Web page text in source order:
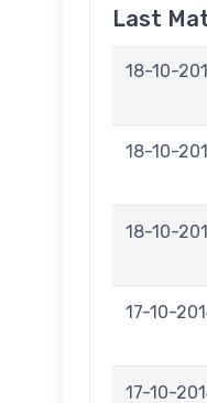
Last
18-10-
18-10-
18-10-
17-10-
17-10-